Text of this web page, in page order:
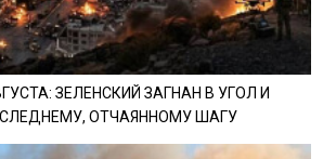
ЗЕЛЕНСКИЙ ЗАГНАН В УГОЛ И
ОТЧАЯННОМУ ШАГУ